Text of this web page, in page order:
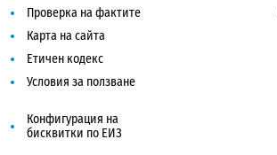
Проверка на фактите
Карта на сайта
Етичен кодекс
Условия за ползване
Конфигурация на
бисквитки по ЕИЗ